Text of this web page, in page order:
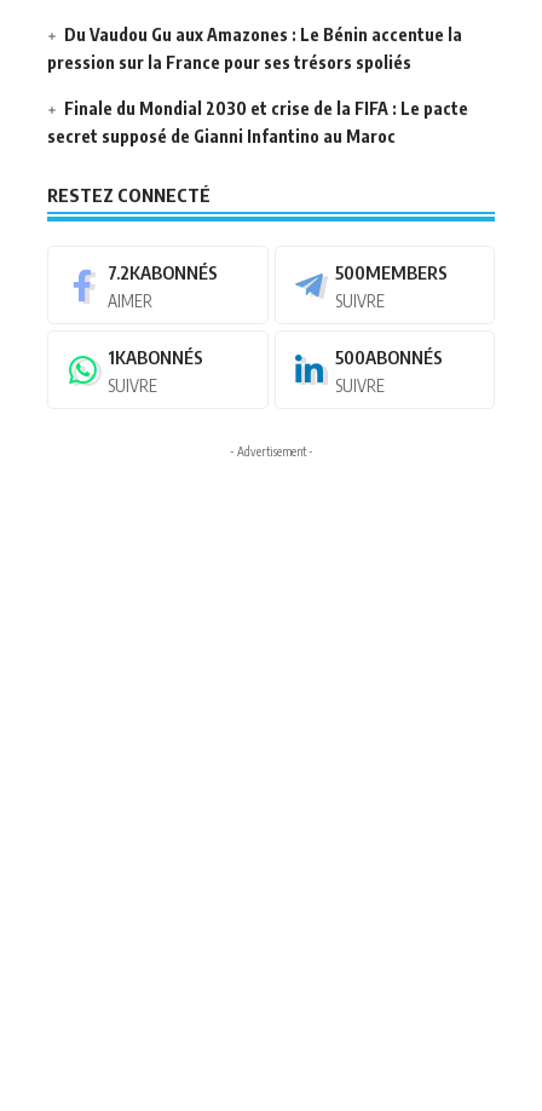
Du Vaudou Gu aux Amazones : Le Bénin accentue la
pression sur la France pour ses trésors spoliés
Finale du Mondial 2030 et crise de la FIFA : Le pacte
secret supposé de Gianni Infantino au Maroc
RESTEZ CONNECTÉ
7.2KABONNÉS
AIMER
500MEMBERS
SUIVRE
1KABONNÉS
SUIVRE
500ABONNÉS
SUIVRE
- Advertisement -